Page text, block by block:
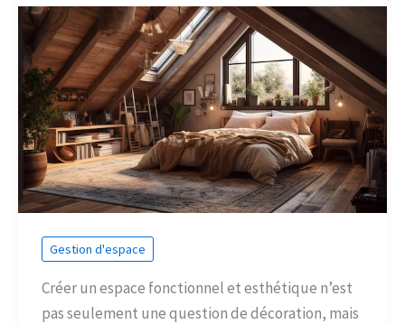
Gestion d'espace
Créer un espace fonctionnel et esthétique n’est
pas seulement une question de décoration, mais